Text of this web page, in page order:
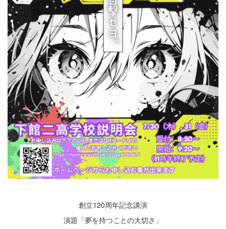
創立120周年記念講演
演題「夢を持つことの大切さ」